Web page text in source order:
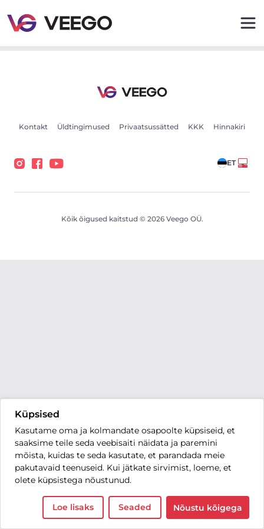
Küpsised
Kasutame oma ja kolmandate osapoolte küpsiseid, et
saaksime teile seda veebisaiti näidata ja paremini
mõista, kuidas te seda kasutate, et parandada meie
pakutavaid teenuseid. Kui jätkate sirvimist, loeme, et
olete küpsistega nõustunud.
Loe lisaks Seaded Nõustu kõigega
Kontakt Üldtingimused Privaatsussätted KKK Hinnakiri
ET
Kõik õigused kaitstud © 2026 Veego OÜ.